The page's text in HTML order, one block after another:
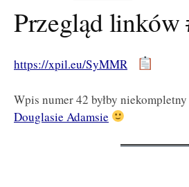
Przegląd linków
https://xpil.eu/SyMMR
Wpis numer 42 byłby
Douglasie Adamsie